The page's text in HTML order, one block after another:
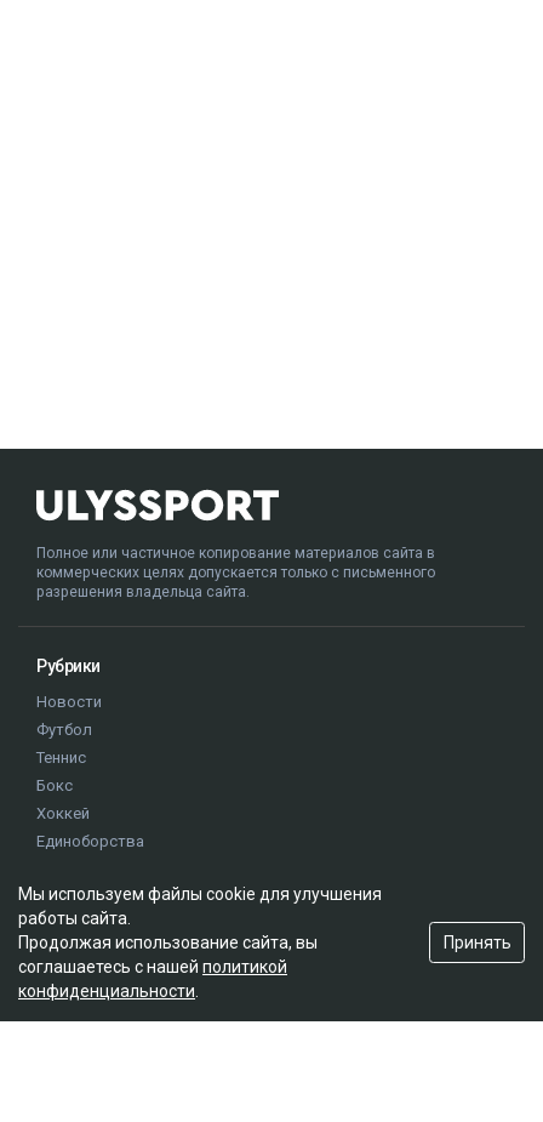
Полное или частичное копирование материалов сайта в
коммерческих целях допускается только с письменного
разрешения владельца сайта.
Рубрики
Новости
Футбол
Теннис
Бокс
Хоккей
Единоборства
Олимпиада
Редакция
О проекте
Мы используем файлы cookie для улучшения
работы сайта.
Продолжая использование сайта, вы
соглашаетесь с нашей политикой
конфиденциальности
Принять